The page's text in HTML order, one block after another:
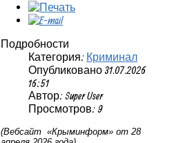
Подробности
Категория: Криминал
Опубликовано 31.07.2026
16:51
Автор: Super User
Просмотров: 9
(Вебсайт «Крыминформ» от 28